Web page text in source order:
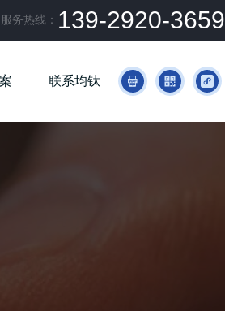
务热线： 139-2920-3659
联系均钛   